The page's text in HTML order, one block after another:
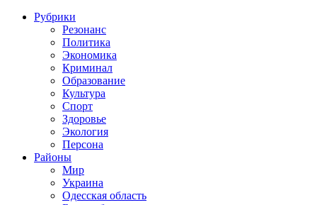
Рубрики
Резонанс
Политика
Экономика
Криминал
Образование
Культура
Спорт
Здоровье
Экология
Персона
Районы
Мир
Украина
Одесская область